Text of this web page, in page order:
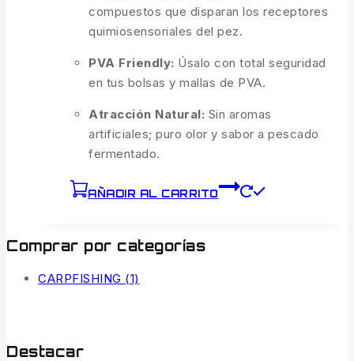
compuestos que disparan los receptores
quimiosensoriales del pez.
PVA Friendly: Úsalo con total seguridad
en tus bolsas y mallas de PVA.
Atracción Natural: Sin aromas
artificiales; puro olor y sabor a pescado
fermentado.
AÑADIR AL CARRITO
Comprar por categorías
CARPFISHING (1)
Destacar